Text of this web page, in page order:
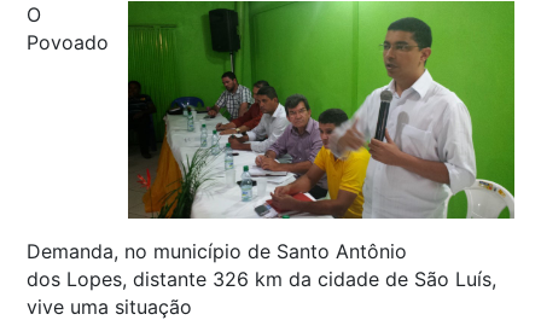
O
Povoado
Demanda, no município de Santo Antônio
dos Lopes, distante 326 km da cidade de São Luís,
vive uma situação